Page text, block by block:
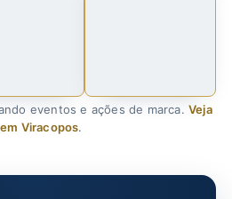
eventos e ações de marca. Veja
Viracopos.